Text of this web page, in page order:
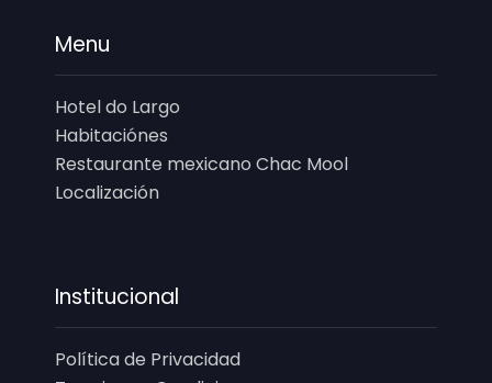
Menu
Hotel do Largo
Habitaciónes
Restaurante mexicano Chac Mool
Localización
Institucional
Política de Privacidad